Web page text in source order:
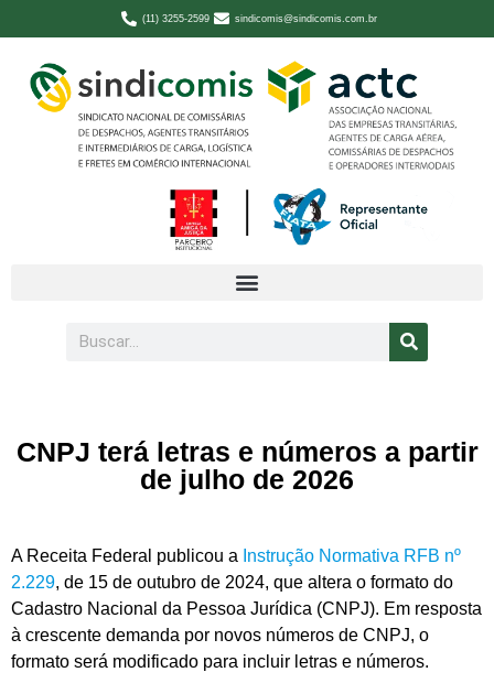
(11) 3255-2599 sindicomis@sindicomis.com.br
CNPJ terá letras e números a partir
de julho de 2026
A Receita Federal publicou a Instrução Normativa RFB nº
2.229, de 15 de outubro de 2024, que altera o formato do
Cadastro Nacional da Pessoa Jurídica (CNPJ). Em resposta
à crescente demanda por novos números de CNPJ, o
formato será modificado para incluir letras e números.